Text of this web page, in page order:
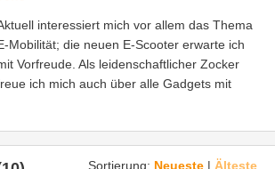
interessiert mich vor allem das Thema
Mobilität; die neuen E-Scooter erwarte ich
Vorfreude. Als leidenschaftlicher Zocker
ich mich auch über alle Gadgets mit
Sortierung: Neueste | Älteste